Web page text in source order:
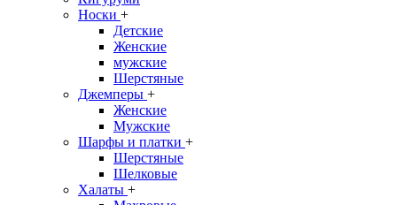
Носки +
Детские
Женские
мужские
Шерстяные
Джемперы +
Женские
Мужские
Шарфы и платки +
Шерстяные
Шелковые
Халаты +